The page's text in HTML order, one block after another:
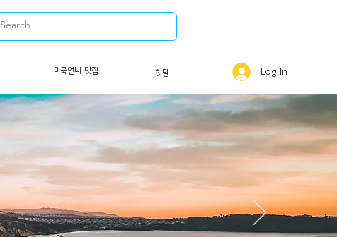
미국언니 맛집 핫딜 Log In